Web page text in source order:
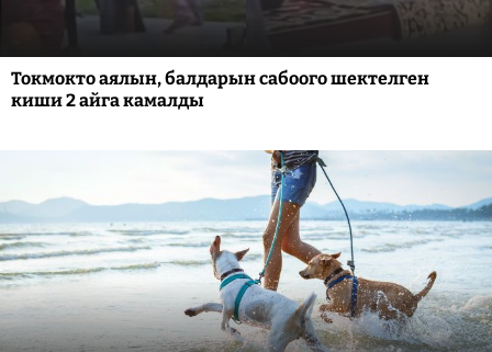
Токмокто аялын, балдарын сабоого шектелген
киши 2 айга камалды